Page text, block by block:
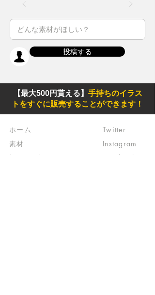
投稿する
【最大500円貰える】 手持ちのイラス
トをすぐに販売することができます！
ホーム
素材
初めての方
Twitter
Instagram
Facebook